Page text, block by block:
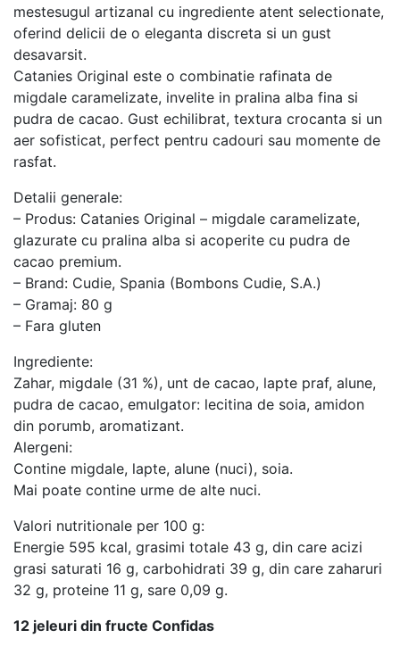
mestesugul artizanal cu ingrediente atent selectionate,
oferind delicii de o eleganta discreta si un gust
desavarsit.
Catanies Original este o combinatie rafinata de
migdale caramelizate, invelite in pralina alba fina si
pudra de cacao. Gust echilibrat, textura crocanta si un
aer sofisticat, perfect pentru cadouri sau momente de
rasfat.
Detalii generale:
– Produs: Catanies Original – migdale caramelizate,
glazurate cu pralina alba si acoperite cu pudra de
cacao premium.
– Brand: Cudie, Spania (Bombons Cudie, S.A.)
– Gramaj: 80 g
– Fara gluten
Ingrediente:
Zahar, migdale (31 %), unt de cacao, lapte praf, alune,
pudra de cacao, emulgator: lecitina de soia, amidon
din porumb, aromatizant.
Alergeni:
Contine migdale, lapte, alune (nuci), soia.
Mai poate contine urme de alte nuci.
Valori nutritionale per 100 g:
Energie 595 kcal, grasimi totale 43 g, din care acizi
grasi saturati 16 g, carbohidrati 39 g, din care zaharuri
32 g, proteine 11 g, sare 0,09 g.
12 jeleuri din fructe Confidas